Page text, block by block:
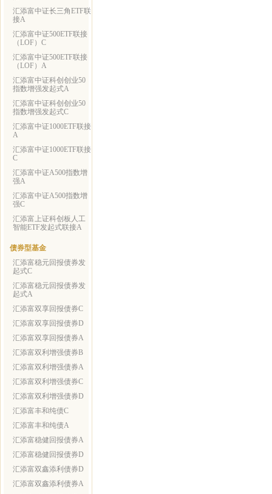
汇添富中证长三角ETF联
接A
汇添富中证500ETF联接
（LOF）C
汇添富中证500ETF联接
（LOF）A
汇添富中证科创创业50
指数增强发起式A
汇添富中证科创创业50
指数增强发起式C
汇添富中证1000ETF联接
A
汇添富中证1000ETF联接
C
汇添富中证A500指数增
强A
汇添富中证A500指数增
强C
汇添富上证科创板人工
智能ETF发起式联接A
债券型基金
汇添富稳元回报债券发
起式C
汇添富稳元回报债券发
起式A
汇添富双享回报债券C
汇添富双享回报债券D
汇添富双享回报债券A
汇添富双利增强债券B
汇添富双利增强债券A
汇添富双利增强债券C
汇添富双利增强债券D
汇添富丰和纯债C
汇添富丰和纯债A
汇添富稳健回报债券A
汇添富稳健回报债券D
汇添富双鑫添利债券D
汇添富双鑫添利债券A